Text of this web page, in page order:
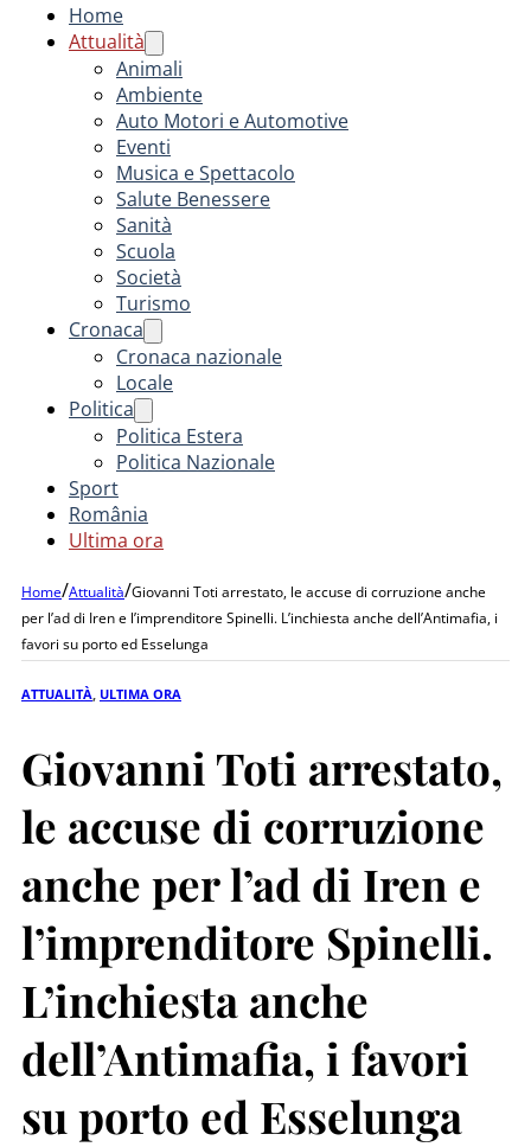
Home
Attualità
Animali
Ambiente
Auto Motori e Automotive
Eventi
Musica e Spettacolo
Salute Benessere
Sanità
Scuola
Società
Turismo
Cronaca
Cronaca nazionale
Locale
Politica
Politica Estera
Politica Nazionale
Sport
România
Ultima ora
Home/Attualità/Giovanni Toti arrestato, le accuse di corruzione anche
per l’ad di Iren e l’imprenditore Spinelli. L’inchiesta anche dell’Antimafia, i
favori su porto ed Esselunga
ATTUALITÀ ULTIMA ORA
Giovanni Toti arrestato,
le accuse di corruzione
anche per l’ad di Iren e
l’imprenditore Spinelli.
L’inchiesta anche
dell’Antimafia, i favori
su porto ed Esselunga